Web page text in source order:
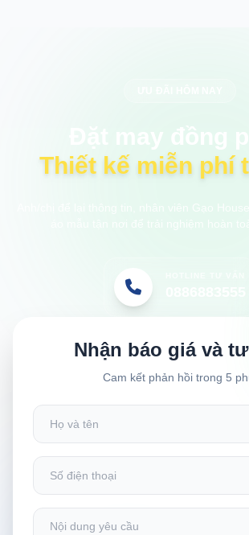
Đặt may đồng
Thiết kế miễn phí
Nhận báo giá và
Cam kết phản hồi trong 5